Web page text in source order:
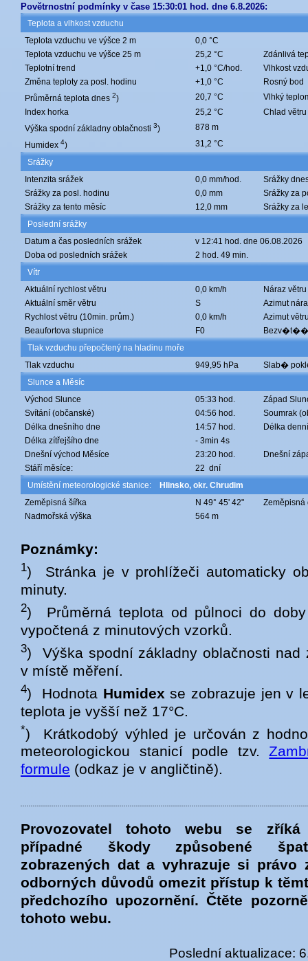
Povětrnostní podmínky v čase 15:30:01 hod. dne 6.8.2026:
Teplota a vlhkost vzduchu
Teplota vzduchu ve výšce 2 m
0,0 °C
Teplota vzduchu ve výšce 25 m
25,2 °C
Zdánlivá
Teplotní trend
+1,0 °C/hod.
Vlhkost
Změna teploty za posl. hodinu
+1,0 °C
Rosný bod
Průměrná teplota dnes 2) 20,7 °C
Vlhký
Index horka
25,2 °C
Chlad větru
Výška spodní základny oblačnosti 3)
878 m
Humidex 4)
31,2 °C
Srážky
Intenzita srážek
0,0 mm/hod.
Srážky
Srážky za posl. hodinu
0,0 mm
Srážky za
Srážky za tento měsíc
12,0 mm
Srážky za
Poslední srážky
Datum a čas posledních srážek
v 12:41 hod. dne 06.08.2026
Doba od posledních srážek
2 hod. 49 min.
Vítr
Aktuální rychlost větru
0,0 km/h
Náraz větru
Aktuální směr větru
S
Azimut
Rychlost větru (10min. prům.)
0,0 km/h
Azimut
Beaufortova stupnice
F0
Bezv�t��
Tlak vzduchu přepočtený na hladinu moře
Tlak vzduchu
949,95 hPa
Slab�
Slunce a Měsíc
Východ Slunce
05:33 hod.
Západ
Svítání (občanské)
04:56 hod.
Soumrak
Délka dnešního dne
14:57 hod.
Délka
Délka zítřejšího dne
- 3min 4s
Dnešní východ Měsíce
23:20 hod.
Dnešní
Stáří měsíce:
22 dní
Umístění meteorologické stanice:
Hlinsko, okr. Chrudim
Zeměpisná šířka
N 49° 45' 42"
Zeměpisná
Nadmořská výška
564 m
Poznámky:
1) Stránka je v prohlížeči automaticky
minuty.
2) Průměrná teplota od půlnoci do
vypočtená z minutových vzorků.
3) Výška spodní základny oblačnosti nad
v místě měření.
4) Hodnota Humidex se zobrazuje jen v
teplota je vyšší než 17°C.
*) Krátkodobý výhled je určován z
meteorologickou stanicí podle tzv.
formule (odkaz je v angličtině).
Provozovatel tohoto webu se zříká
případné škody způsobené
zobrazených dat a vyhrazuje si právo
odborných důvodů omezit přístup k
předchozího upozornění. Čtěte
tohoto webu.
Poslední aktualizace: